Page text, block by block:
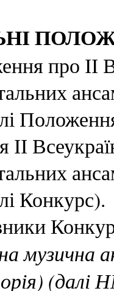
про ІІ
ІІ
Конкурс).
музична
(далі